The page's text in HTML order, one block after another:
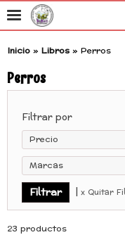
Inicio» Libros» Perros
Perros
Filtrar por
Precio
Marcas
| x Quitar
23 productos